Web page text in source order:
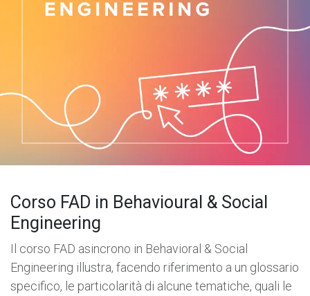
Corso FAD in Behavioural & Social
Engineering
Il corso FAD asincrono in Behavioral & Social
Engineering illustra, facendo riferimento a un glossario
specifico, le particolarità di alcune tematiche, quali le